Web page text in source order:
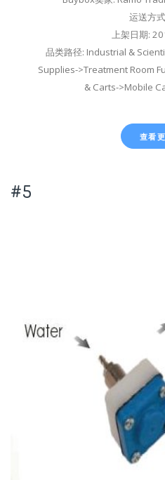
运送方
上架日期:
品类路径: Industrial &
Supplies->Treatment Room
& Carts->Mobile
查看
#5